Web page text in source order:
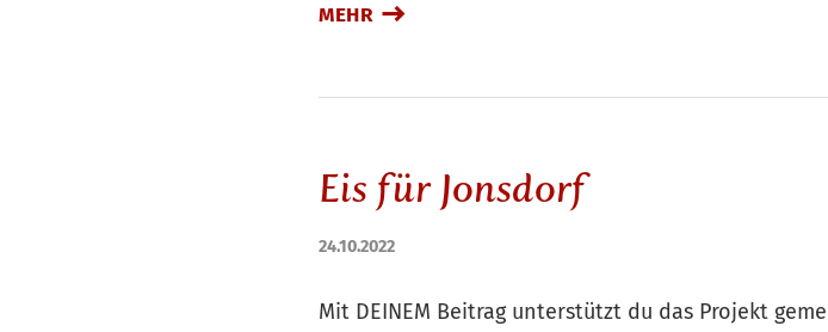
MEHR
Eis für Jonsdorf
24.10.2022
Mit DEINEM Beitrag unterstützt du das Projekt